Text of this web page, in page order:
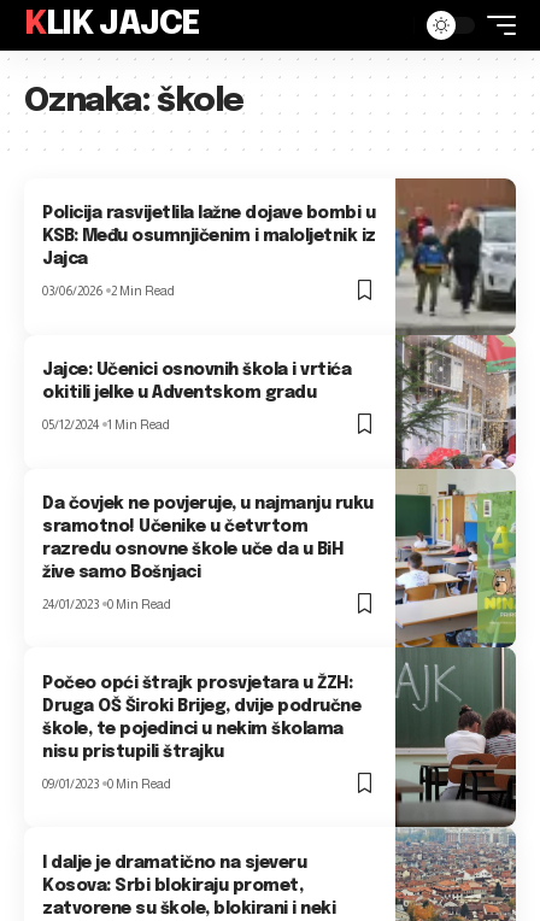
KLIK JAJCE
Oznaka:škole
Policija rasvijetlila lažne dojave bombi u
KSB: Među osumnjičenim i maloljetnik iz
Jajca
03/06/2026 2 Min Read
Jajce: Učenici osnovnih škola i vrtića
okitili jelke u Adventskom gradu
05/12/2024 1 Min Read
Da čovjek ne povjeruje, u najmanju ruku
sramotno! Učenike u četvrtom
razredu osnovne škole uče da u BiH
žive samo Bošnjaci
24/01/2023 0 Min Read
Počeo opći štrajk prosvjetara u ŽZH:
Druga OŠ Široki Brijeg, dvije područne
škole, te pojedinci u nekim školama
nisu pristupili štrajku
09/01/2023 0 Min Read
I dalje je dramatično na sjeveru
Kosova: Srbi blokiraju promet,
zatvorene su škole, blokirani i neki